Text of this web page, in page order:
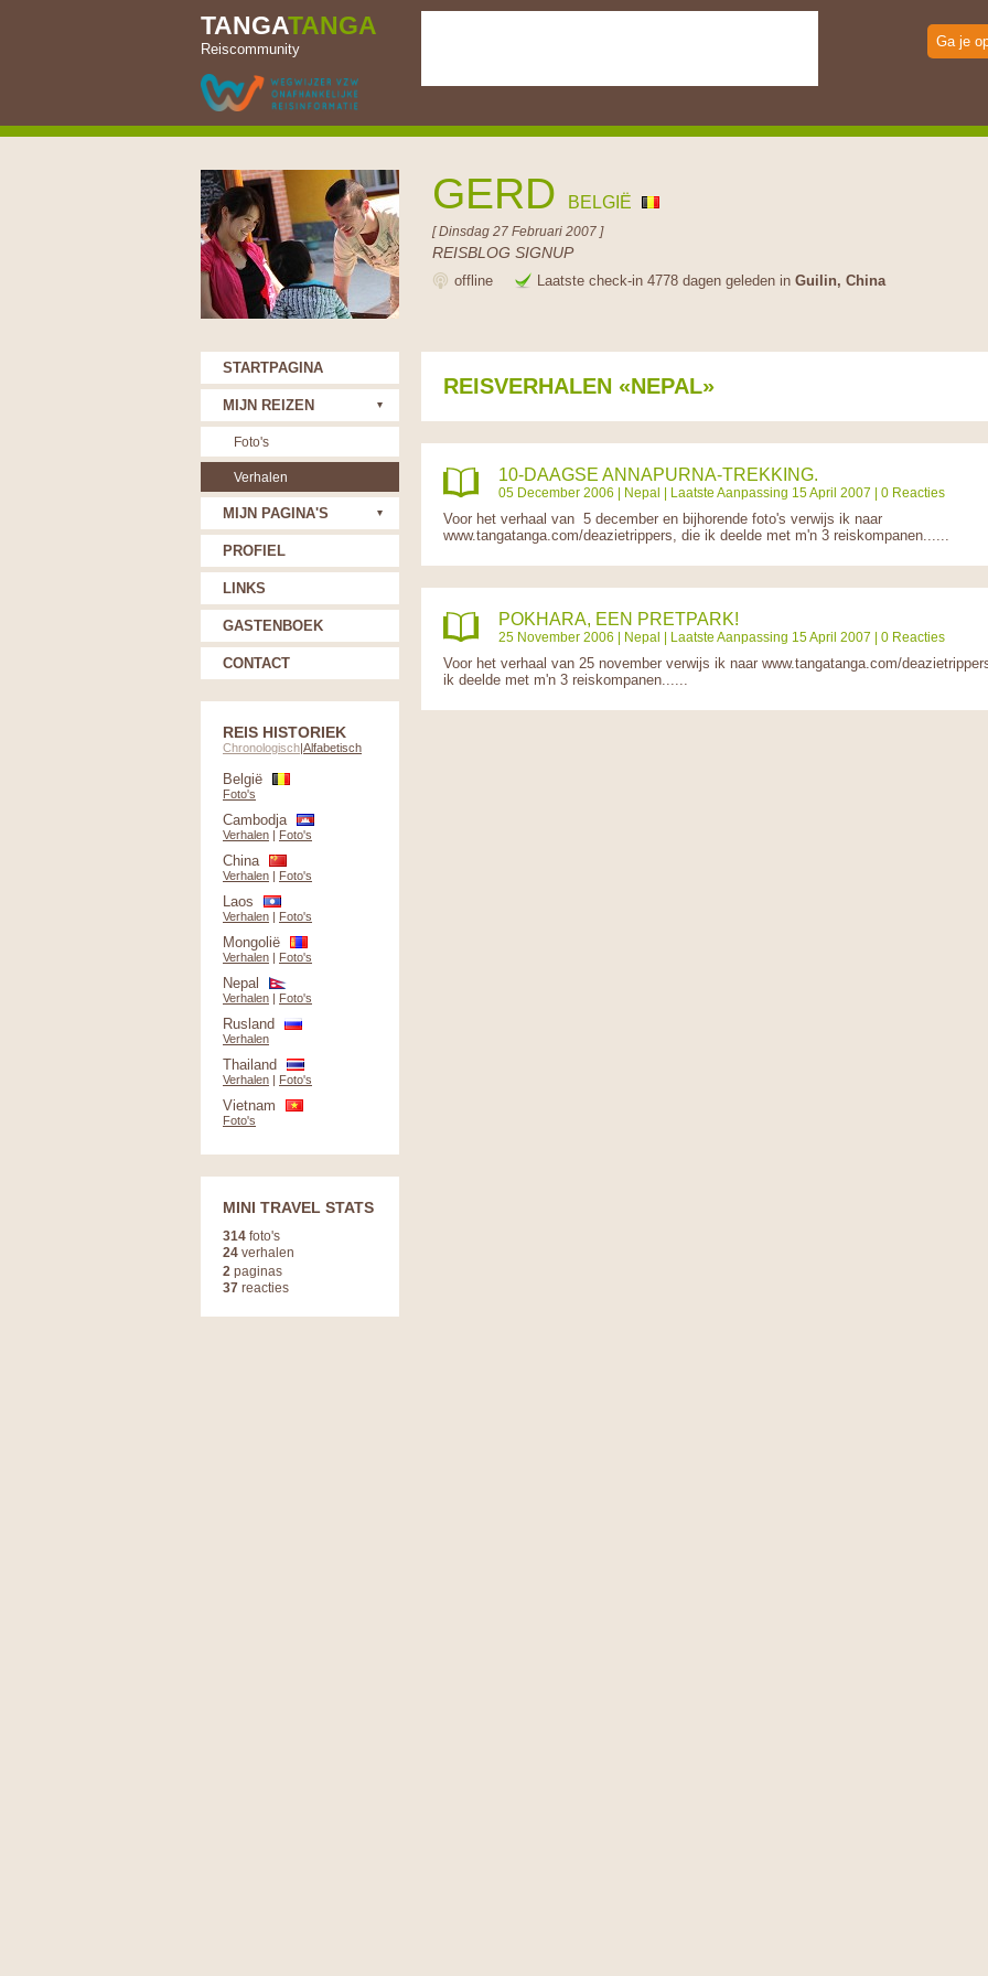
TANGATANGA
Reiscommunity Ga je
GERD BELGIË
[ Dinsdag 27 Februari 2007 ]
REISBLOG SIGNUP
offline Laatste check-in 4778 dagen geleden in Guilin, China
REISVERHALEN «NEPAL»
10-DAAGSE ANNAPURNA-TREKKING.
05 December 2006 | Nepal | Laatste Aanpassing 15 April 2007 | 0 Reacties
Voor het verhaal van 5 december en bijhorende foto's verwijs ik naar
www.tangatanga.com/deazietrippers, die ik deelde met m'n 3 reiskompanen......
POKHARA, EEN PRETPARK!
25 November 2006 | Nepal | Laatste Aanpassing 15 April 2007 | 0 Reacties
Voor het verhaal van 25 november verwijs ik naar www.tangatanga.com/
ik deelde met m'n 3 reiskompanen......
STARTPAGINA
MIJN REIZEN
Foto's
Verhalen
MIJN PAGINA'S
PROFIEL
LINKS
GASTENBOEK
CONTACT
REIS HISTORIEK
Chronologisch|Alfabetisch
België
Foto's
Cambodja
Verhalen | Foto's
China
Verhalen | Foto's
Laos
Verhalen | Foto's
Mongolië
Verhalen | Foto's
Nepal
Verhalen | Foto's
Rusland
Verhalen
Thailand
Verhalen | Foto's
Vietnam
Foto's
MINI TRAVEL STATS
314 foto's
24 verhalen
2 paginas
37 reacties